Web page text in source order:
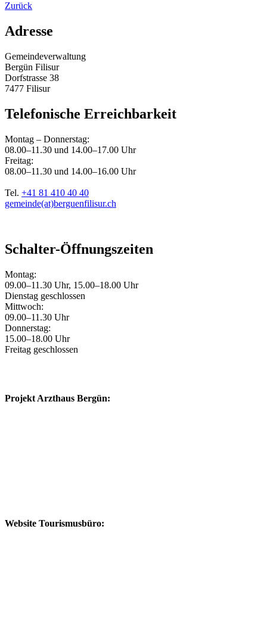
Zurück
Adresse
Gemeindeverwaltung
Bergün Filisur
Dorfstrasse 38
7477 Filisur
Telefonische Erreichbarkeit
Montag – Donnerstag:
08.00–11.30 und 14.00–17.00 Uhr
Freitag:
08.00–11.30 und 14.00–16.00 Uhr
Tel. +41 81 410 40 40
gemeinde(at)berguenfilisur.ch
Schalter-Öffnungszeiten
Montag:
09.00–11.30 Uhr, 15.00–18.00 Uhr
Dienstag geschlossen
Mittwoch:
09.00–11.30 Uhr
Donnerstag:
15.00–18.00 Uhr
Freitag geschlossen
Projekt Arzthaus Bergün:
Website Tourismusbüro: